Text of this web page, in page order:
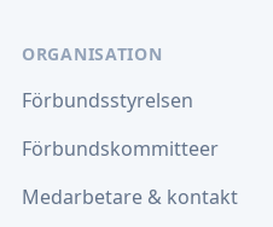
ORGANISATION
Förbundsstyrelsen
Förbundskommitteer
Medarbetare & kontakt